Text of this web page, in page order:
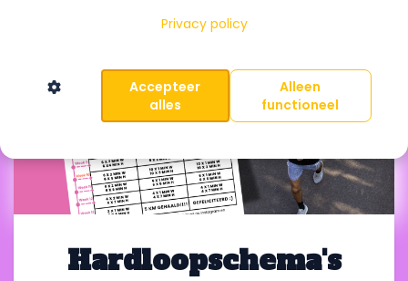
Hardloopschema's
Privacy policy
Alleen
functioneel
Accepteer
alles